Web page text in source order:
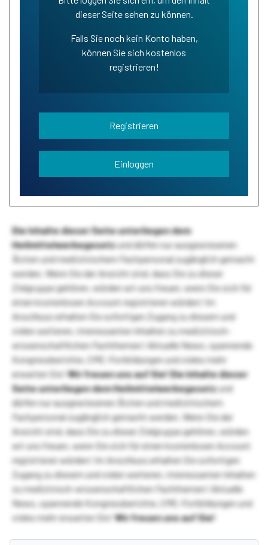
dieser Seite sehen zu können.
Falls Sie noch kein Konto haben,
können Sie sich kostenlos
registrieren!
Registrieren
Einloggen
Die Inhalte dieser Seite unterliegen dem
Heilmittelwerbegesetzund dürfen nur ausgewiesenen
Ärzten und medizinischem Fachpersonal zugänglich gemacht
werden. Wenn Sie der Ansicht sind, dass Sie zu dieser
Zielgruppe gehören, würden wir uns freuen, wenn Sie sich für
einen kostenlosen Account registrieren würden! Im
Anschluss erhalten Sie sofortigen Zugang zu diesem und
vielen weiteren, interessanten Inhalten zu medizinisch-
wissenschaftlichen Fachthemen! Aktuelle News, spannende
Kongressberichte, CME-Fortbildungen und vieles mehr
erwarten Sie!Wir freuen uns auf Sie!Die Inhalte dieser
Seite unterliegen dem Heilmittelwerbegesetzund
dürfen nur ausgewiesenen Ärzten und medizinischem
Fachpersonal zugänglich gemacht werden. Wenn Sie der
Ansicht sind, dass Sie zu dieser Zielgruppe gehören, würden
wir uns freuen, wenn Sie sich für einen kostenlosen Account
registrieren würden! Im Anschluss erhalten Sie sofortigen
Zugang zu diesem und vielen weiteren, interessanten Inhalten
zu medizinisch-wissenschaftlichen Fachthemen! Aktuelle
News, spannende Kongressberichte, CME-Fortbildungen und
vieles mehr erwarten Sie!Wir freuen uns auf Sie!